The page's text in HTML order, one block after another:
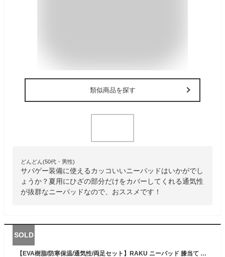
類似商品を探す
どんどん(50代・男性)
サバゲー装備に使えるカッコいいニーパッドはいかがでし
ょうか？夏用にひざの部分だけをカバーしてくれる通気性
が抜群なニーパッドなので、おススメです！
SOLD
【EVA樹脂/防寒保温/通気性/両足セット】RAKU ニーパッド 膝当て 膝パッド 保護 作業用 掃除 DIY 膝プロテクターサバゲー 膝 ひざ用 レディース バイク 格闘技 キックボクシング 自衛隊 ガーデニング 膝あて メンズ レディース ユニセックス 両足2点セット 農作業